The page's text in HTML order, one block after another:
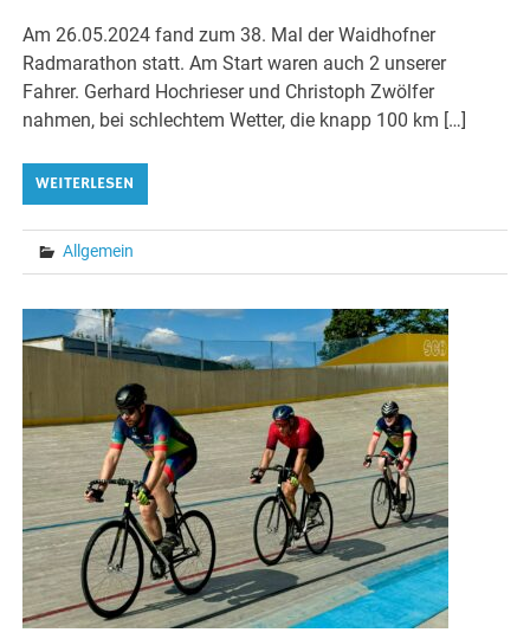
Am 26.05.2024 fand zum 38. Mal der Waidhofner
Radmarathon statt. Am Start waren auch 2 unserer
Fahrer. Gerhard Hochrieser und Christoph Zwölfer
nahmen, bei schlechtem Wetter, die knapp 100 km […]
WEITERLESEN
Allgemein